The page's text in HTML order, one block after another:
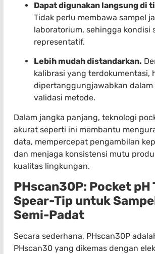
Dapat digunakan langsung di
Tidak perlu membawa sampel
laboratorium, sehingga kondisi
representatif.
Lebih mudah distandarkan.
kalibrasi yang terdokumentasi,
dipertanggungjawabkan
validasi metode.
Dalam jangka panjang, teknologi
akurat seperti ini membantu
data, mempercepat pengambilan
dan menjaga konsistensi mutu
kualitas lingkungan.
PHscan30P: Pocket pH
Spear-Tip untuk
Semi-Padat
Secara sederhana, PHscan30P
PHscan30 yang dikemas dengan